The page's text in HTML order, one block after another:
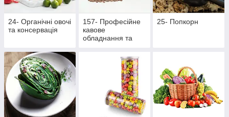
24- Органічні овочі
та консервація
157- Професійне
кавове
обладнання та
25- Попкорн